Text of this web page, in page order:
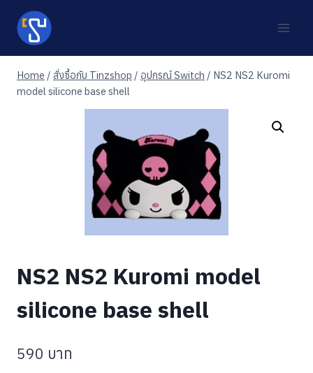
content
Home / สั่งซื้อกับ Tinzshop / อุปกรณ์ Switch / NS2 NS2 Kuromi
model silicone base shell
NS2 NS2 Kuromi model
silicone base shell
590 บาท